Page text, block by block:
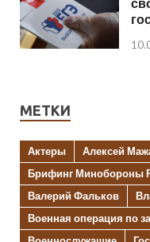
МЕТКИ
Актеры Алексей
Брифинг Минобороны
Валерий Фальков
Военная операция по